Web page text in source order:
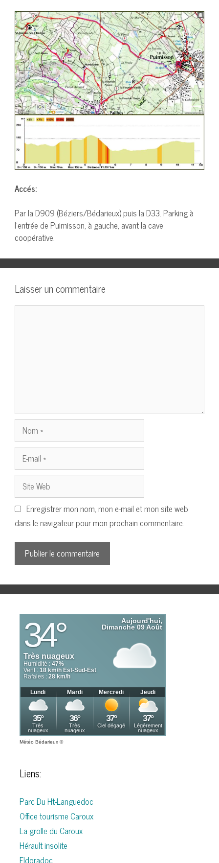
Accés:
Par la D909 (Béziers/Bédarieux) puis la D33. Parking à
l’entrée de Puimisson, à gauche, avant la cave
coopérative.
Laisser un commentaire
Nom
mail
Site
Web
Enregistrer mon nom, mon e-mail et mon site web
dans le navigateur pour mon prochain commentaire.
Météo Bédarieux ©
Liens:
Parc Du Ht-Languedoc
Office tourisme Caroux
La grolle du Caroux
Hérault insolite
Eldoradoc